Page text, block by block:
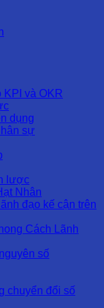
KPI và OKR
dụng
sự
lược
Nhân
đạo kế cận trên
Cách Lãnh
số
chuyển đổi số